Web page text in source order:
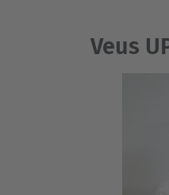
Veus